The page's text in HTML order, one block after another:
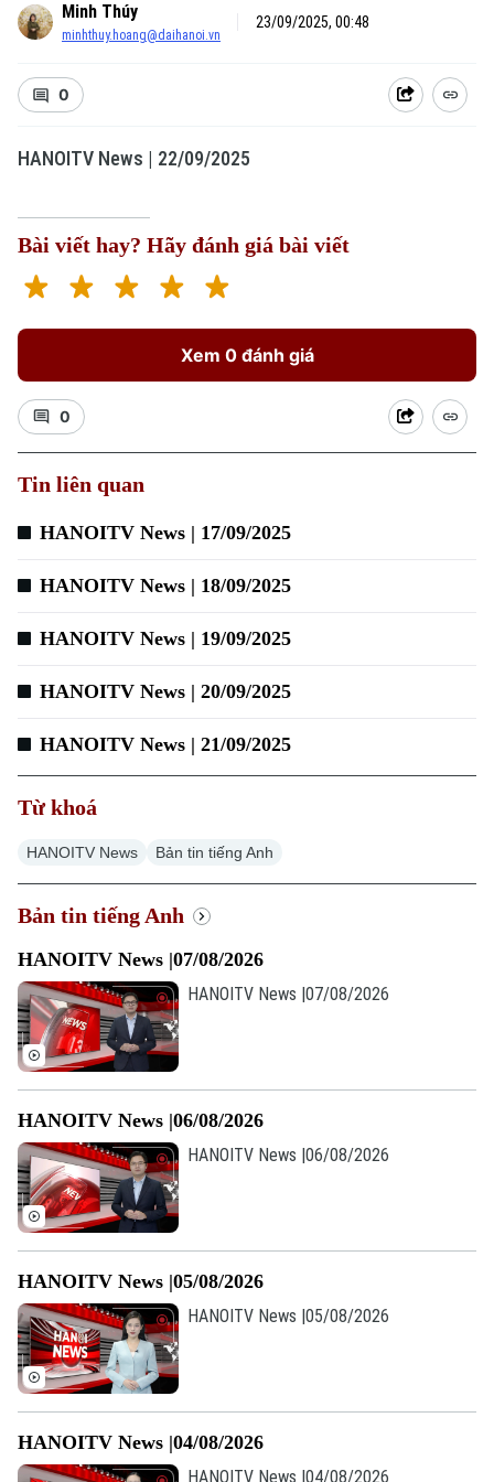
Minh Thúy
minhthuy.hoang@daihanoi.vn
23/09/2025, 00:48
0
HANOITV News | 22/09/2025
Bài viết hay? Hãy đánh giá bài viết
Xem 0 đánh giá
0
Tin liên quan
HANOITV News | 17/09/2025
HANOITV News | 18/09/2025
HANOITV News | 19/09/2025
HANOITV News | 20/09/2025
HANOITV News | 21/09/2025
Từ khoá
HANOITV News Bản tin tiếng Anh
Bản tin tiếng Anh
HANOITV News |07/08/2026
HANOITV News |07/08/2026
HANOITV News |06/08/2026
HANOITV News |06/08/2026
HANOITV News |05/08/2026
HANOITV News |05/08/2026
HANOITV News |04/08/2026
HANOITV News |04/08/2026